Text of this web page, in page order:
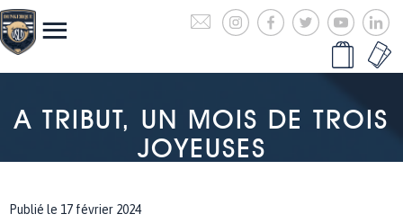
A TRIBUT, UN MOIS DE TROIS
JOYEUSES
Publié le 17 février 2024